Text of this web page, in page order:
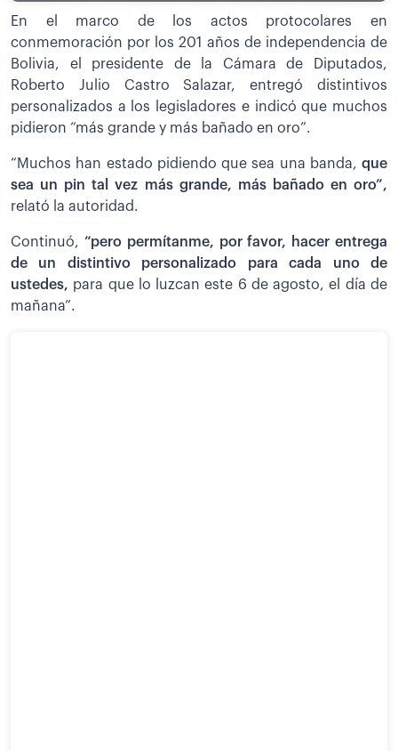
En el marco de los actos protocolares en
conmemoración por los 201 años de independencia de
Bolivia, el presidente de la Cámara de Diputados,
Roberto Julio Castro Salazar, entregó distintivos
personalizados a los legisladores e indicó que muchos
pidieron “más grande y más bañado en oro”.
“Muchos han estado pidiendo que sea una banda, que
sea un pin tal vez más grande, más bañado en oro”,
relató la autoridad.
Continuó, “pero permítanme, por favor, hacer entrega
de un distintivo personalizado para cada uno de
ustedes, para que lo luzcan este 6 de agosto, el día de
mañana”.